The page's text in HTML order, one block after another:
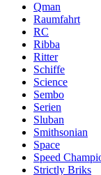
Qman
Raumfahrt
RC
Ribba
Ritter
Schiffe
Science
Sembo
Serien
Sluban
Smithsonian
Space
Speed
Strictly Briks